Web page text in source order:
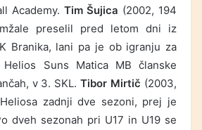
Academy. Tim Šujica (2002, 194
preselil pred letom dni iz
Branika, lani pa je ob igranju za
Suns Matica MB članske
v 3. SKL.Tibor Mirtič (2003,
zadnji dve sezoni, prej je
dveh sezonah pri U17 in U19 se